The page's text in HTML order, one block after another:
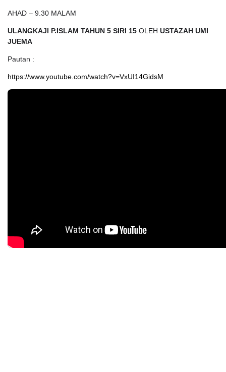
AHAD – 9.30 MALAM
ULANGKAJI P.ISLAM TAHUN 5 SIRI 15 OLEH USTAZAH UMI
JUEMA
Pautan :
https://www.youtube.com/watch?v=VxUI14GidsM